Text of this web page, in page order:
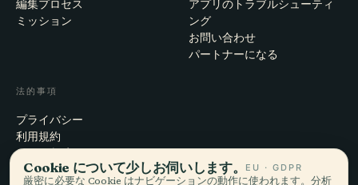
編集プロセス
ミッション
アプリのトラブルシューティ
ング
お問い合わせ
パートナーになる
法的事項
プライバシー
利用規約
Cookie設定
アカウント削除
Cookie について少しお伺いします。 EU · GDPR
厳密に必要な Cookie はナビゲーションの動作に使われます。分析